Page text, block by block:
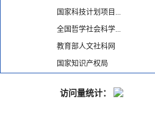
国家科技计划项目...
全国哲学社会科学...
教育部人文社科网
国家知识产权局
访问量统计：